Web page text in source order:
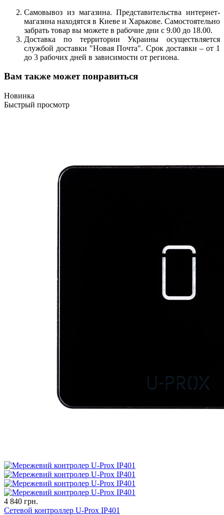
Самовывоз из магазина. Представительства интернет-
магазина находятся в Киеве и Харькове. Самостоятельно
забрать товар вы можете в рабочие дни с 9.00 до 18.00.
Доставка по территории Украины осуществляется
службой доставки "Новая Почта". Срок доставки – от 1
до 3 рабочих дней в зависимости от региона.
Вам также может понравиться
Новинка
Быстрый просмотр
4 840 грн.
Сетевой контроллер U-Prox IP401